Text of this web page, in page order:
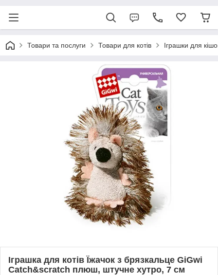
Товари та послуги Товари для котів Іграшки для
Іграшка для котів Їжачок з брязкальце GiGwi
Catch&scratch плюш, штучне хутро, 7 см